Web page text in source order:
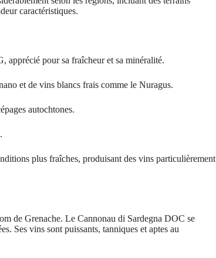
caractéristiques.
pour sa fraîcheur et sa minéralité.
et de vins blancs frais comme le Nuragus.
autochtones.
plus fraîches, produisant des vins particulièrement
de Grenache. Le Cannonau di Sardegna DOC se
Ses vins sont puissants, tanniques et aptes au